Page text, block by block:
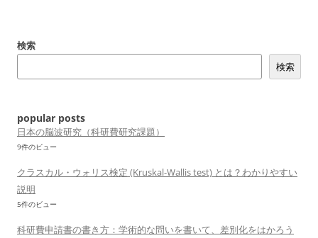
ゲ
ン
検索
検索
popular posts
日本の脳波研究（科研費研究課題）
9件のビュー
クラスカル・ウォリス検定 (Kruskal-Wallis test) とは？わかりやすい
説明
5件のビュー
科研費申請書の書き方：学術的な問いを書いて、差別化をはかろう